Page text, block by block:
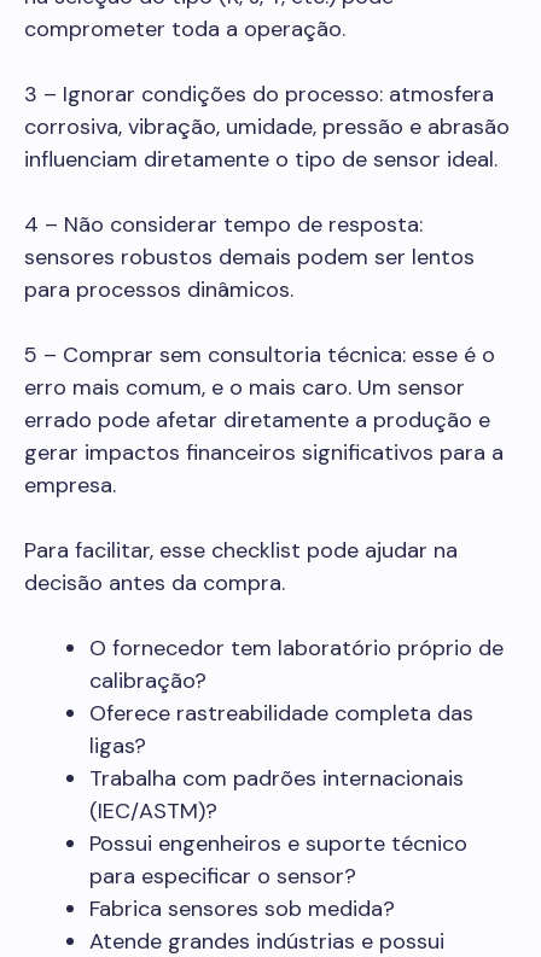
comprometer toda a operação.
3 – Ignorar condições do processo: atmosfera
corrosiva, vibração, umidade, pressão e abrasão
influenciam diretamente o tipo de sensor ideal.
4 – Não considerar tempo de resposta:
sensores robustos demais podem ser lentos
para processos dinâmicos.
5 – Comprar sem consultoria técnica: esse é o
erro mais comum, e o mais caro. Um sensor
errado pode afetar diretamente a produção e
gerar impactos financeiros significativos para a
empresa.
Para facilitar, esse checklist pode ajudar na
decisão antes da compra.
O fornecedor tem laboratório próprio de
calibração?
Oferece rastreabilidade completa das
ligas?
Trabalha com padrões internacionais
(IEC/ASTM)?
Possui engenheiros e suporte técnico
para especificar o sensor?
Fabrica sensores sob medida?
Atende grandes indústrias e possui